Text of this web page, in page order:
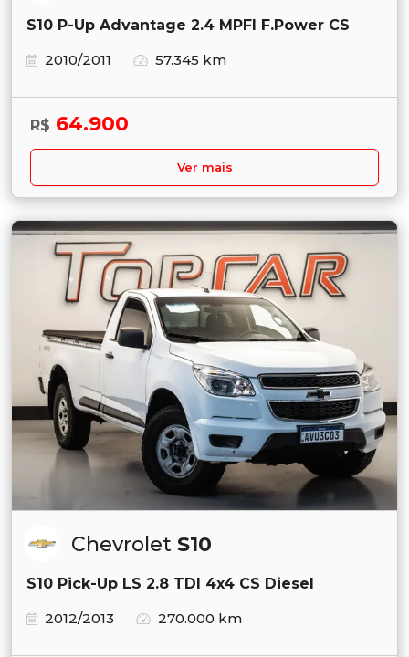
S10 P-Up Advantage 2.4 MPFI F.Power CS
2010/2011
57.345 km
R$ 64.900
Ver mais
Chevrolet S10
S10 Pick-Up LS 2.8 TDI 4x4 CS Diesel
2012/2013
270.000 km